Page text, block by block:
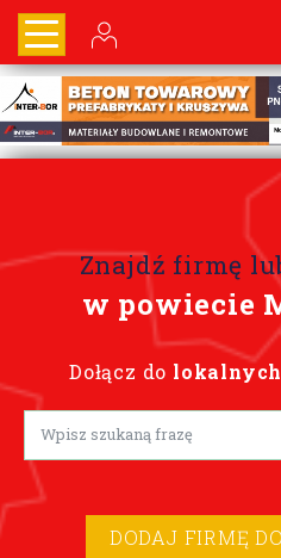
Znajdź firmę
w powiecie
Dołącz do lokalnych
Lorem ipsum
DODAJ FIRMĘ